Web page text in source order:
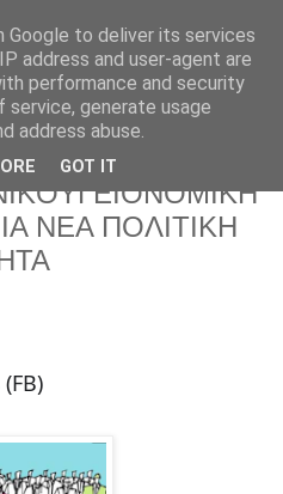
ΝΕΑ ΠΟΛΙΤΙΚΗ
(FB)
Google to deliver its services
address and user-agent are
performance and security
generate usage
address abuse.
GOT IT